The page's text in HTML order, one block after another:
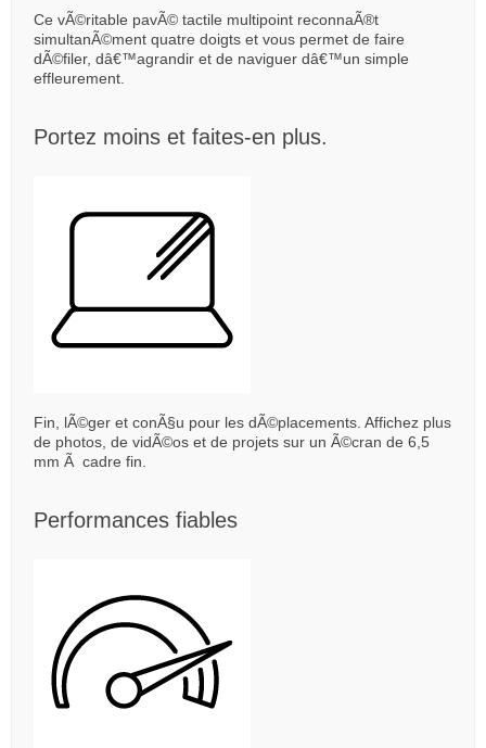
Ce vÃ©ritable pavÃ© tactile multipoint reconnaÃ®t
simultanÃ©ment quatre doigts et vous permet de faire
dÃ©filer, dâ€™agrandir et de naviguer dâ€™un simple
effleurement.
Portez moins et faites-en plus.
Fin, lÃ©ger et conÃ§u pour les dÃ©placements. Affichez plus
de photos, de vidÃ©os et de projets sur un Ã©cran de 6,5
mm Ã cadre fin.
Performances fiables